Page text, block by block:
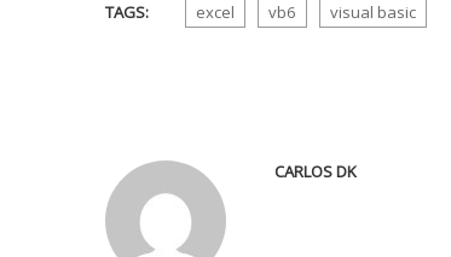
TAGS: excel vb6 visual basic
CARLOS DK